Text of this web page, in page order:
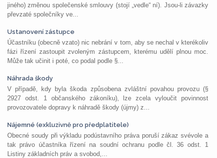
jiného) změnou společenské smlouvy (stojí „vedle“ ní). Jsou-li závazky
převzaté společníky ve...
Ustanovení zástupce
Účastníku (obecně vzato) nic nebrání v tom, aby se nechal v kterékoliv
fázi řízení zastoupit zvoleným zástupcem, kterému udělí plnou moc.
Může tak učinit i poté, co podal podle §...
Náhrada škody
V případě, kdy byla škoda způsobena zvláštní povahou provozu (§
2927 odst. 1 občanského zákoníku), lze zcela vyloučit povinnost
provozovatele dopravy k náhradě škody (újmy) z...
Nájemné (exkluzivně pro předplatitele)
Obecné soudy při výkladu podústavního práva poruší zákaz svévole a
tak právo účastníka řízení na soudní ochranu podle čl. 36 odst. 1
Listiny základních práv a svobod,...